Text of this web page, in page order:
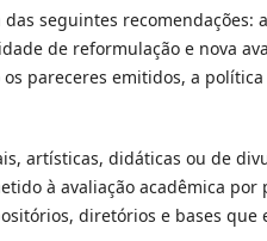
seguintes recomendações:
de reformulação e nova
pareceres emitidos, a
artísticas, didáticas ou de
à avaliação acadêmica por
diretórios e bases que